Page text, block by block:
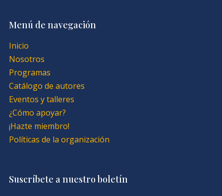
Menú de navegación
Inicio
Nosotros
Programas
Catálogo de autores
Eventos y talleres
¿Cómo apoyar?
¡Hazte miembro!
Políticas de la organización
Suscríbete a nuestro boletín